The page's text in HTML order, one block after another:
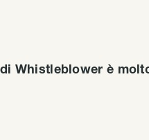
Whistleblower è